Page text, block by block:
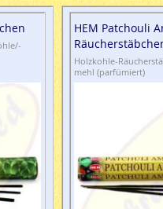
HEM Patchouli
Holzkohle-
mehl (parfümiert)